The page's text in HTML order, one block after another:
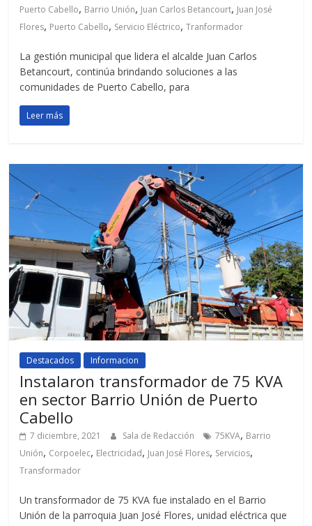
Puerto Cabello, Barrio Unión, Juan Carlos Betancourt, Juan José
Flores, Puerto Cabello, Servicio Eléctrico,Tranformador
La gestión municipal que lidera el alcalde Juan Carlos
Betancourt, continúa brindando soluciones a las
comunidades de Puerto Cabello, para
Leer más
Destacados Informacion
Instalaron transformador de 75 KVA
en sector Barrio Unión de Puerto
Cabello
7 diciembre, 2021 Sala de Redacción 75KVA, Barrio
Unión, Corpoelec, Electricidad, Juan José Flores, Servicios,
Transformador
Un transformador de 75 KVA fue instalado en el Barrio
Unión de la parroquia Juan José Flores, unidad eléctrica que